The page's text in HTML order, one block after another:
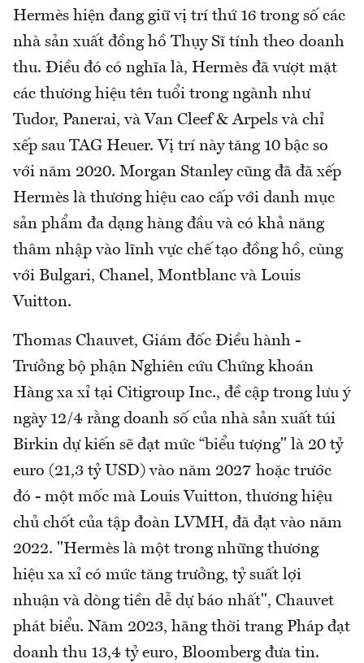
Hermès hiện đang giữ vị trí thứ 16 trong số các
nhà sản xuất đồng hồ Thụy Sĩ tính theo doanh
thu. Điều đó có nghĩa là, Hermès đã vượt mặt
các thương hiệu tên tuổi trong ngành như
Tudor, Panerai, và Van Cleef & Arpels và chỉ
xếp sau TAG Heuer. Vị trí này tăng 10 bậc so
với năm 2020. Morgan Stanley cũng đã đã xếp
Hermès là thương hiệu cao cấp với danh mục
sản phẩm đa dạng hàng đầu và có khả năng
thâm nhập vào lĩnh vực chế tạo đồng hồ, cùng
với Bulgari, Chanel, Montblanc và Louis
Vuitton.
Thomas Chauvet, Giám đốc Điều hành -
Trưởng bộ phận Nghiên cứu Chứng khoán
Hàng xa xỉ tại Citigroup Inc., đề cập trong lưu ý
ngày 12/4 rằng doanh số của nhà sản xuất túi
Birkin dự kiến sẽ đạt mức “biểu tượng" là 20 tỷ
euro (21,3 tỷ USD) vào năm 2027 hoặc trước
đó - một mốc mà Louis Vuitton, thương hiệu
chủ chốt của tập đoàn LVMH, đã đạt vào năm
2022. "Hermès là một trong những thương
hiệu xa xỉ có mức tăng trưởng, tỷ suất lợi
nhuận và dòng tiền dễ dự báo nhất", Chauvet
phát biểu. Năm 2023, hãng thời trang Pháp đạt
doanh thu 13,4 tỷ euro, Bloomberg đưa tin.